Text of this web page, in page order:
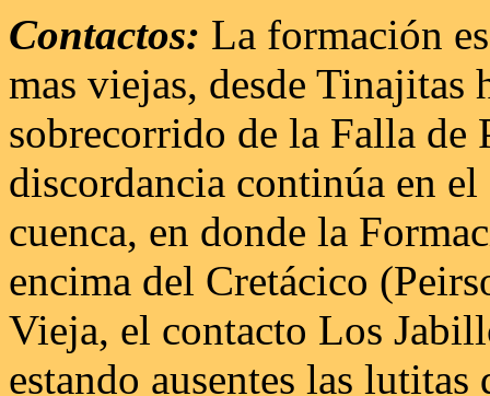
Contactos: La formación
mas viejas, desde Tinajitas
sobrecorrido de la Falla de
discordancia continúa en
cuenca, en donde la
encima del Cretácico
Vieja, el contacto Los
estando ausentes las